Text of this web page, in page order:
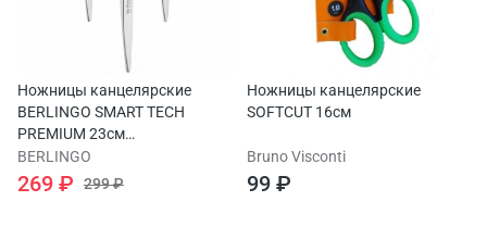
Ножницы канцелярские
BERLINGO SMART TECH
PREMIUM 23см
симметричные
BERLINGO
269 ₽ 299 ₽
Ножницы канцелярские
SOFTCUT 16см
Bruno Visconti
99 ₽